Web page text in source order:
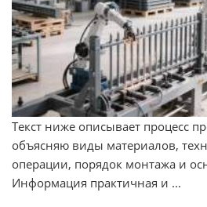
Текст ниже описывает процесс
объясняю виды материалов,
операции, порядок монтажа и
Информация практичная и ...